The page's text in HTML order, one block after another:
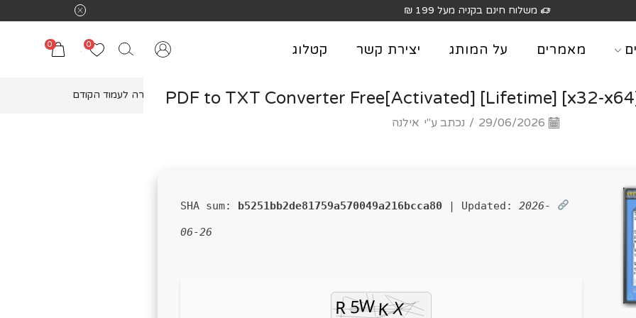
משלוח חינם בקניה מעל 199 ₪
מאמרים על המותג יצירת קשר קטלוג 0
0
חזרה לעמוד הקודם PDF to TXT Converter Free[Activated] [Lifetime] [x32-
/ נכתב ע"י אילנה
b5251bb2de81759a570049a216bcca80 | Updated: 2026-
06-26